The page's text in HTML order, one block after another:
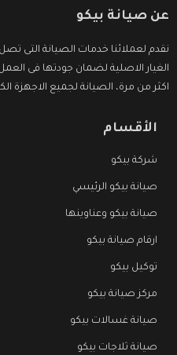
عن صيانة بيكو
نقدم لعملائنا خدمات الصيانة التى
الغيار الاصلية لضمان جودتها فى
اكثر من مرة، الصيانة لجميع الاجهزة
الأقسام
شركة بيكو
صيانة بيكو الرئيسي
صيانة بيكو وعناوينها
ارقام صيانة بيكو
توكيل بيكو
مركز صيانة بيكو
صيانة غسالات بيكو
صيانة ثلاجات بيكو